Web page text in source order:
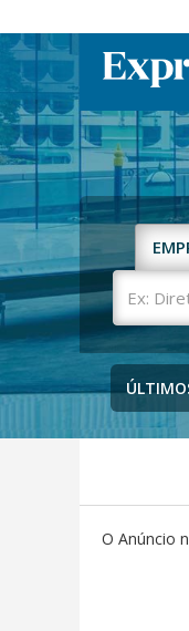
Ex:
Diretor
de
O Anúncio